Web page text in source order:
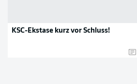
KSC-Ekstase kurz vor Schluss!